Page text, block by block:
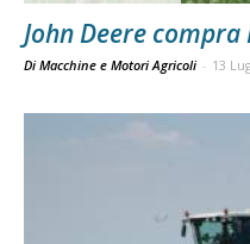
John Deere
Di Macchine e Motori Agricoli - 13